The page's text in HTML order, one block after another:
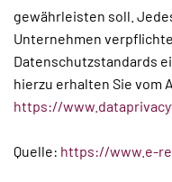
gewährleisten soll.
Unternehmen
Datenschutzstandards
hierzu erhalten Sie vom
https://
Quelle: https://www.e-